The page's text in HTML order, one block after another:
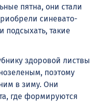
пятна, они стали
синевато-
подсыхать, такие
здоровой листвы
поэтому
в зиму. Они
где формируются